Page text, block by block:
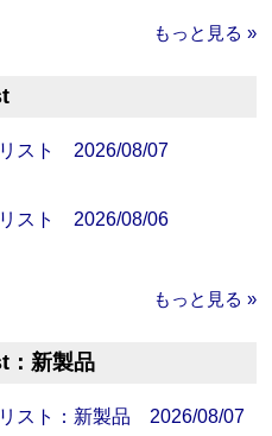
もっと見る »
スト 2026/08/07
スト 2026/08/06
もっと見る »
：新製品
スト：新製品 2026/08/07